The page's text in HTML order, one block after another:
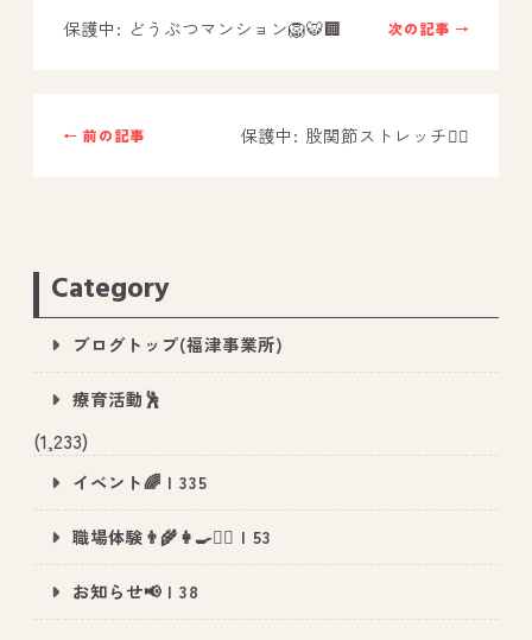
スタッフブログ
－ 福津事業所のブログ
－ 鳥栖事業所のブログ
All Peace｜オールピース
Instagram 事業所紹介動画
次の記事 →
保護中: どうぶつマンション🦁🐯🏢
← 前の記事 保護中: 股関節ストレッチ🤸‍♂️
Category
ブログトップ(福津事業所)
療育活動🕺
(1,233)
イベント🌈 | 335
職場体験👨‍🌾👩‍🍳👮‍♂️ | 53
お知らせ📢 | 38